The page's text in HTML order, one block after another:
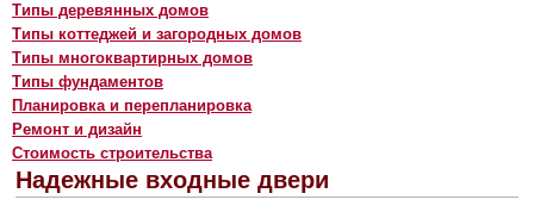
Типы деревянных домов
Типы коттеджей и загородных домов
Типы многоквартирных домов
Типы фундаментов
Планировка и перепланировка
Ремонт и дизайн
Стоимость строительства
Надежные входные двери